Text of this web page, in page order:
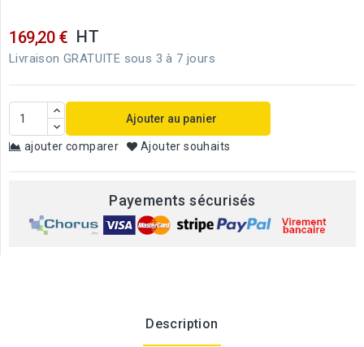
169,20 € HT
Livraison GRATUITE sous 3 à 7 jours
Ajouter au panier
ajouter comparer Ajouter souhaits
Payements sécurisés
Description